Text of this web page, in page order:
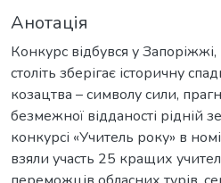
Анотація
Конкурс відбувся у Запоріжжі,
століть зберігає історичну
козацтва – символу сили,
безмежної відданості рідній
конкурсі «Учитель року» в
взяли участь 25 кращих